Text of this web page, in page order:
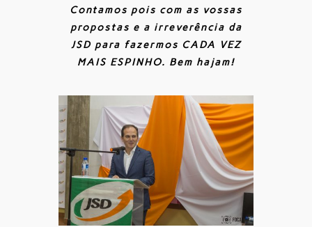
Contamos pois com as vossas
propostas e a irreverência da
JSD para fazermos CADA VEZ
MAIS ESPINHO. Bem hajam!